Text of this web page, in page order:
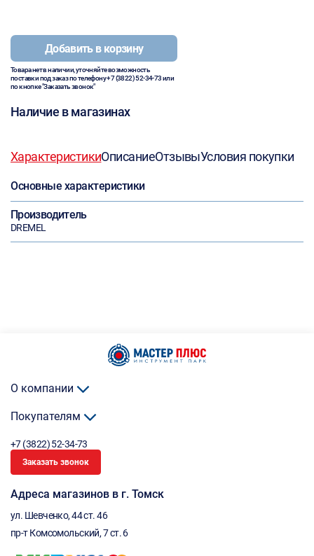
Добавить в корзину
Товара нет в наличии, уточняйте возможность
поставки под заказ по телефону+7 (3822) 52-34-73или
по кнопке "Заказать звонок"
Наличие в магазинах
ХарактеристикиОписаниеОтзывыУсловия покупки
Основные характеристики
Производитель
DREMEL
О компании
Покупателям
+7 (3822) 52-34-73
Заказать звонок
Адреса магазинов в г. Томск
ул. Шевченко, 44 ст. 46
пр-т Комсомольский, 7 ст. 6